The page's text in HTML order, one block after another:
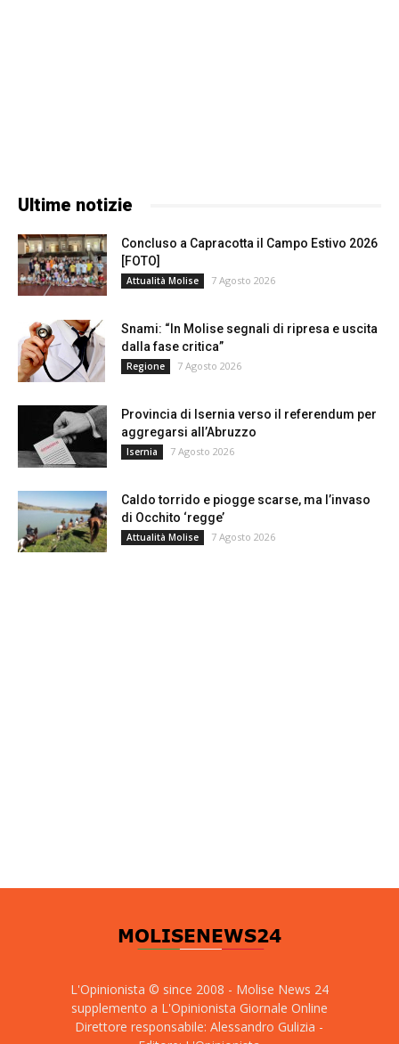
Ultime notizie
Concluso a Capracotta il Campo Estivo 2026
[FOTO]
Attualità Molise 7 Agosto 2026
Snami: “In Molise segnali di ripresa e uscita
dalla fase critica”
Regione 7 Agosto 2026
Provincia di Isernia verso il referendum per
aggregarsi all’Abruzzo
Isernia 7 Agosto 2026
Caldo torrido e piogge scarse, ma l’invaso
di Occhito ‘regge’
Attualità Molise 7 Agosto 2026
L'Opinionista © since 2008 - Molise News 24
supplemento a L'Opinionista Giornale Online
Direttore responsabile: Alessandro Gulizia -